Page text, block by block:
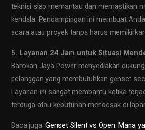
teknisi siap memantau dan memastikan
kendala. Pendampingan ini membuat
acara atau proyek tanpa harus
5. Layanan 24 Jam untuk Situasi
Barokah Jaya Power menyediakan
pelanggan yang membutuhkan genset
Layanan ini sangat membantu ketika
terduga atau kebutuhan mendesak di
Baca juga:Genset Silent vs Open: Mana